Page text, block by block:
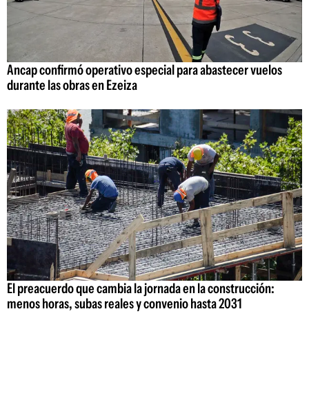
Ancap confirmó operativo especial para abastecer vuelos
durante las obras en Ezeiza
El preacuerdo que cambia la jornada en la construcción:
menos horas, subas reales y convenio hasta 2031